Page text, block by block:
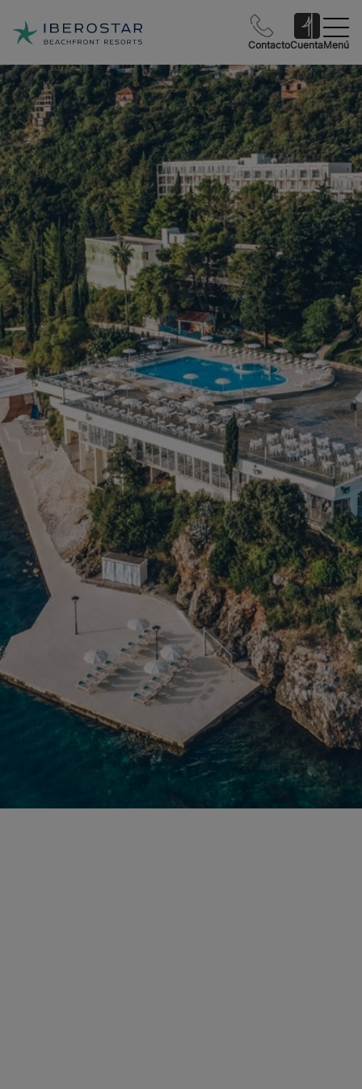
ContactoCuentaMenú